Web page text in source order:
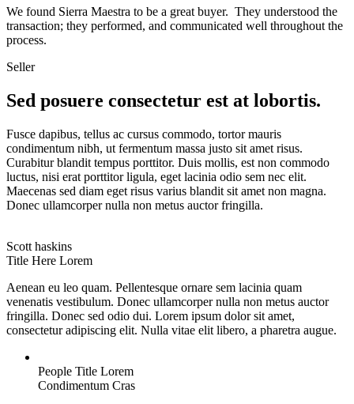
We found Sierra Maestra to be a great buyer. They understood the
transaction; they performed, and communicated well throughout the
process.
Seller
Sed posuere consectetur est at lobortis.
Fusce dapibus, tellus ac cursus commodo, tortor mauris
condimentum nibh, ut fermentum massa justo sit amet risus.
Curabitur blandit tempus porttitor. Duis mollis, est non commodo
luctus, nisi erat porttitor ligula, eget lacinia odio sem nec elit.
Maecenas sed diam eget risus varius blandit sit amet non magna.
Donec ullamcorper nulla non metus auctor fringilla.
Scott haskins
Title Here Lorem
Aenean eu leo quam. Pellentesque ornare sem lacinia quam
venenatis vestibulum. Donec ullamcorper nulla non metus auctor
fringilla. Donec sed odio dui. Lorem ipsum dolor sit amet,
consectetur adipiscing elit. Nulla vitae elit libero, a pharetra augue.
People Title Lorem
Condimentum Cras